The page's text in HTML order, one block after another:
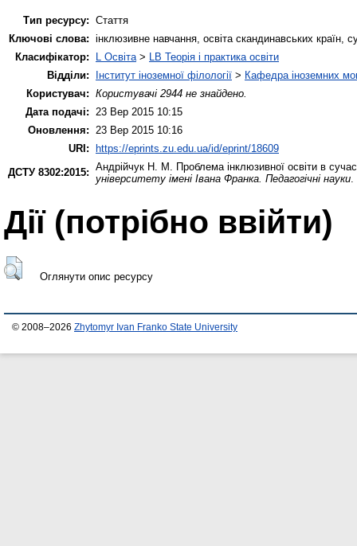
Тип ресурсу: Стаття
Ключові слова: інклюзивне навчання, освіта скандинавських країн,
Класифікатор:
L Освіта > LB Теорія і практика освіти
Відділи:
Інститут іноземної філології > Кафедра іноземних
Користувач: Користувачі 2944 не знайдено.
Дата подачі:
23 Вер 2015 10:15
Оновлення:
23 Вер 2015 10:16
URI: https://eprints.zu.edu.ua/id/eprint/18609
ДСТУ 8302:2015: Андрійчук Н. М.
Проблема інклюзивної освіти в
університету імені Івана Франка. Педагогічні науки
Дії ​​(потрібно ввійти)
Оглянути опис ресурсу
© 2008–2026 Zhytomyr Ivan Franko State University